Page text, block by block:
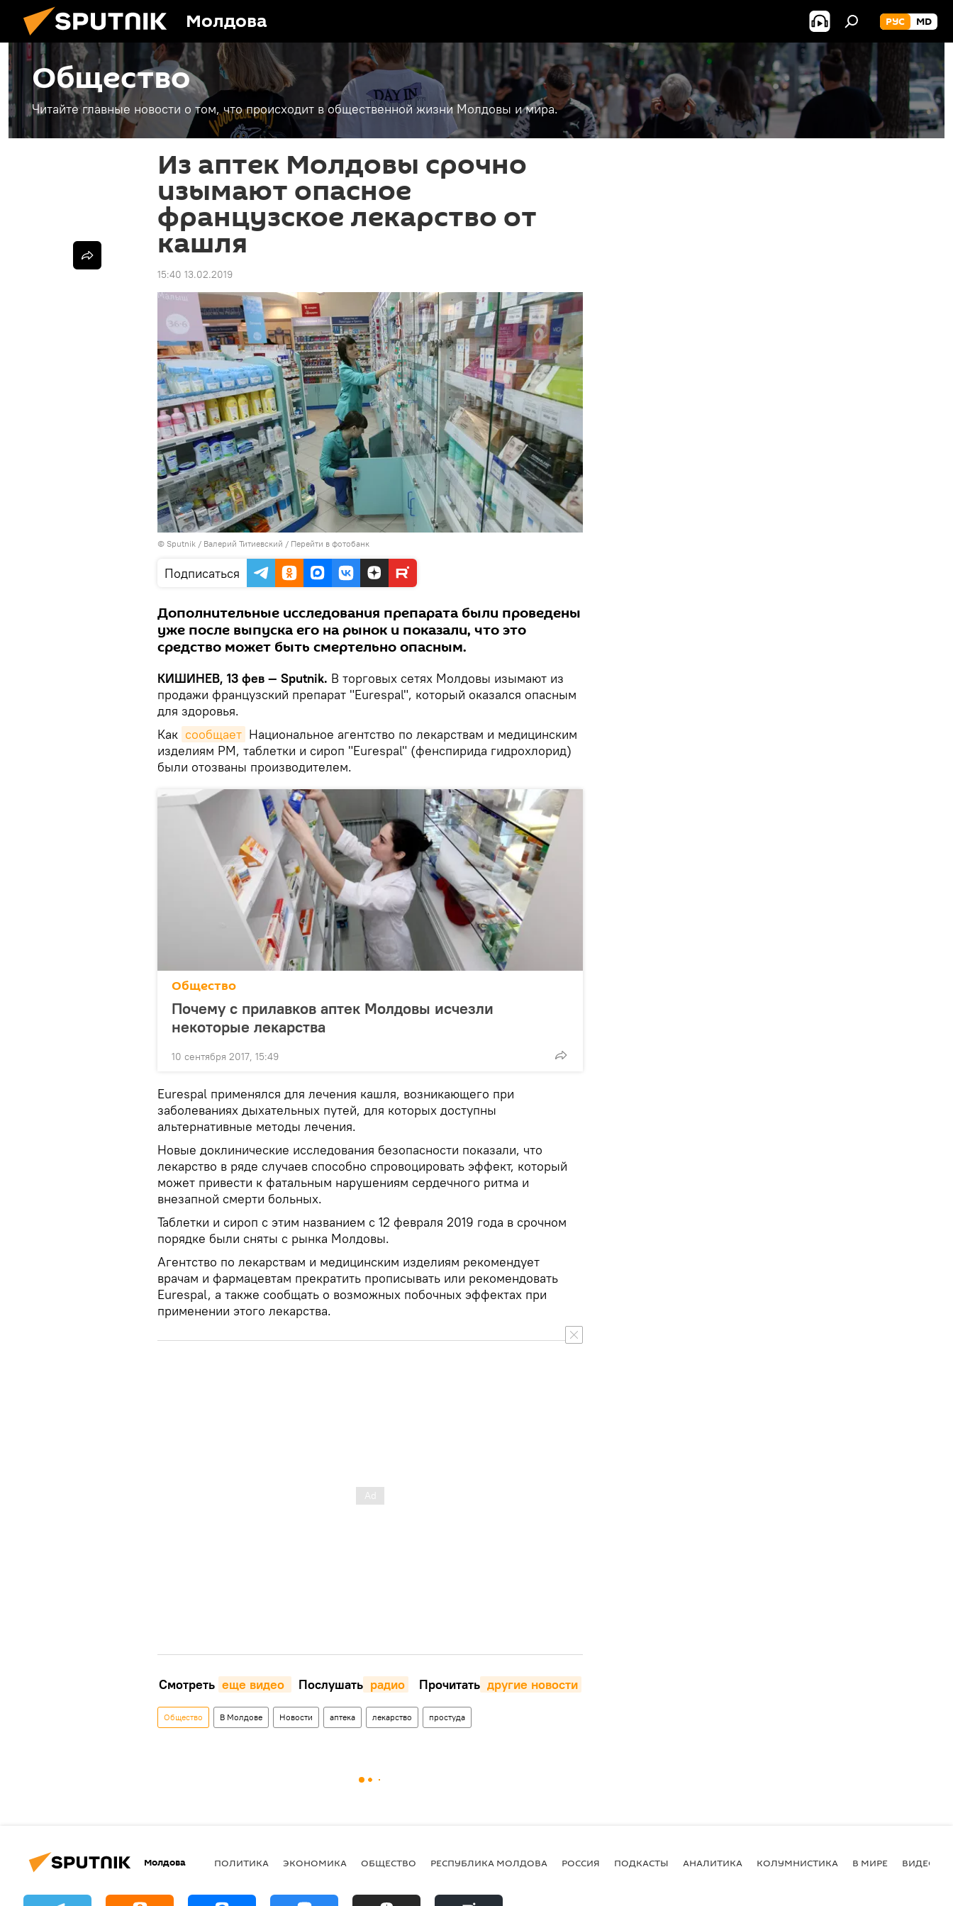
Молдова РУС MD
Общество
Читайте главные новости о том, что происходит в общественной жизни Молдовы и мира.
Из аптек Молдовы срочно
изымают опасное
французское лекарство от
кашля
15:40 13.02.2019
© Sputnik / Валерий Титиевский / Перейти в фотобанк
Подписаться
Дополнительные исследования препарата были проведены
уже после выпуска его на рынок и показали, что это
средство может быть смертельно опасным.
КИШИНЕВ, 13 фев — Sputnik. В торговых сетях Молдовы изымают из
продажи французский препарат "Eurespal", который оказался опасным
для здоровья.
Как сообщает Национальное агентство по лекарствам и медицинским
изделиям РМ, таблетки и сироп "Eurespal" (фенспирида гидрохлорид)
были отозваны производителем.
Общество
Почему с прилавков аптек Молдовы исчезли
некоторые лекарства
10 сентября 2017, 15:49
Eurespal применялся для лечения кашля, возникающего при
заболеваниях дыхательных путей, для которых доступны
альтернативные методы лечения.
Новые доклинические исследования безопасности показали, что
лекарство в ряде случаев способно спровоцировать эффект, который
может привести к фатальным нарушениям сердечного ритма и
внезапной смерти больных.
Таблетки и сироп с этим названием с 12 февраля 2019 года в срочном
порядке были сняты с рынка Молдовы.
Агентство по лекарствам и медицинским изделиям рекомендует
врачам и фармацевтам прекратить прописывать или рекомендовать
Eurespal, а также сообщать о возможных побочных эффектах при
применении этого лекарства.
Смотреть еще видео Послушать радио Прочитать другие новости
Общество В Молдове Новости аптека лекарство простуда
Молдова ПОЛИТИКА ЭКОНОМИКА ОБЩЕСТВО РЕСПУБЛИКА МОЛДОВА РОССИЯ ПОДКАСТЫ АНАЛИТИКА КОЛУМНИСТИКА В МИРЕ ВИДЕО